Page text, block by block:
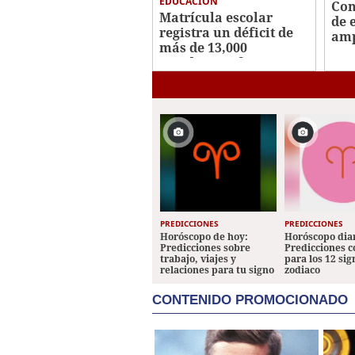
Matrícula escolar
registra un déficit de
más de 13,000
estudiantes frente a
de
5G
PREDICCIONES
Horóscopo de hoy:
Predicciones sobre
trabajo, viajes y
relaciones para tu signo
PREDICCIONES
Horóscopo
Predicciones
para los 12
zodiaco
CONTENIDO PROMOCIONADO